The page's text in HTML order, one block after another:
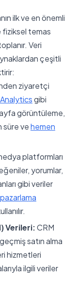
ilk ve en önemli
fiziksel temas
Veri
çeşitli
ziyaretçi
gibi
görüntüleme,
süre vehemen
platformları
yorumlar,
gibi veriler
Verileri:CRM
satın alma
hizmetleri
ilgili veriler